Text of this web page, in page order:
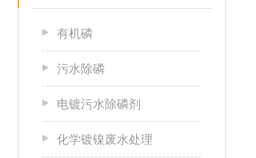
有机磷
污水除磷
电镀污水除磷剂
化学镀镍废水处理